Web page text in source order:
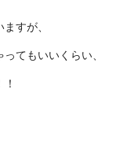
すが、
てもいいくらい、